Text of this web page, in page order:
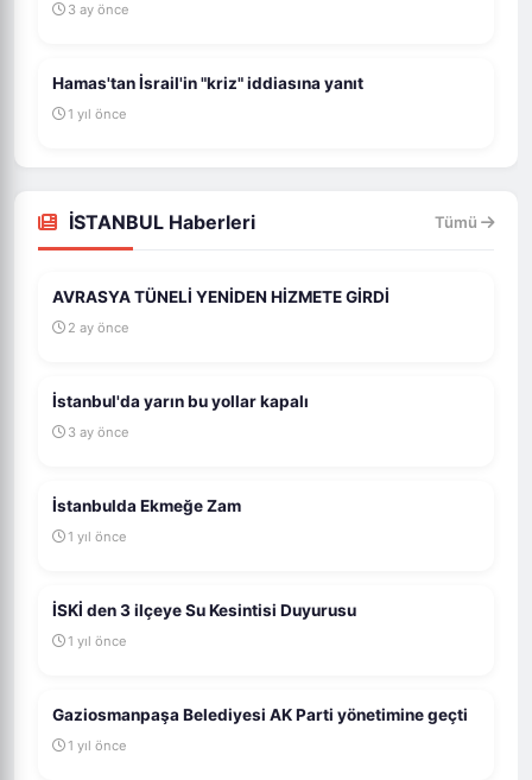
3 ay önce
Hamas'tan İsrail'in "kriz" iddiasına yanıt
1 yıl önce
İSTANBUL Haberleri Tümü
AVRASYA TÜNELİ YENİDEN HİZMETE GİRDİ
2 ay önce
İstanbul'da yarın bu yollar kapalı
3 ay önce
İstanbulda Ekmeğe Zam
1 yıl önce
İSKİ den 3 ilçeye Su Kesintisi Duyurusu
1 yıl önce
Gaziosmanpaşa Belediyesi AK Parti yönetimine geçti
1 yıl önce